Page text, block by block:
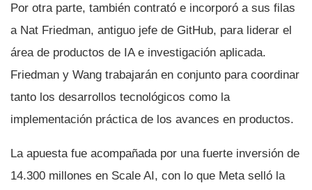
Por otra parte, también contrató e incorporó a sus filas
a Nat Friedman, antiguo jefe de GitHub, para liderar el
área de productos de IA e investigación aplicada.
Friedman y Wang trabajarán en conjunto para coordinar
tanto los desarrollos tecnológicos como la
implementación práctica de los avances en productos.
La apuesta fue acompañada por una fuerte inversión de
14.300 millones en Scale AI, con lo que Meta selló la